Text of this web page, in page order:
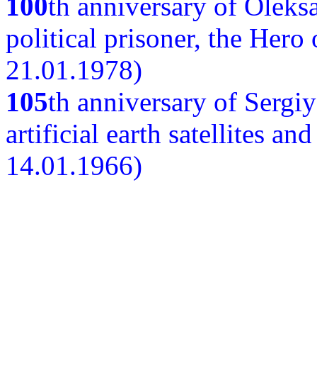
political prisoner, the
21.01.1978)
105th anniversary of
artificial earth satellites
14.01.1966)